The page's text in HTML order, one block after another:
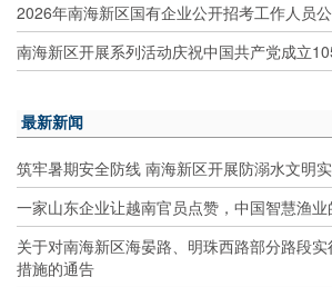
2026年南海新区国有企业公开招考工作人员
南海新区开展系列活动庆祝中国共产党成立
最新新闻
筑牢暑期安全防线 南海新区开展防溺水文明
一家山东企业让越南官员点赞，中国智慧渔
关于对南海新区海晏路、明珠西路部分路段
措施的通告